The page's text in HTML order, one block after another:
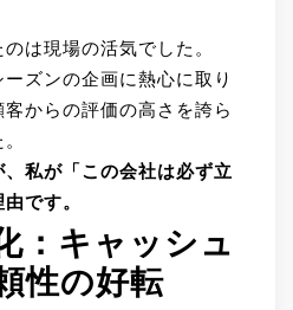
は現場の活気でした。
ズンの企画に熱心に取り
からの評価の高さを誇ら
私が「この会社は必ず立
です。
：キャッシュ
性の好転